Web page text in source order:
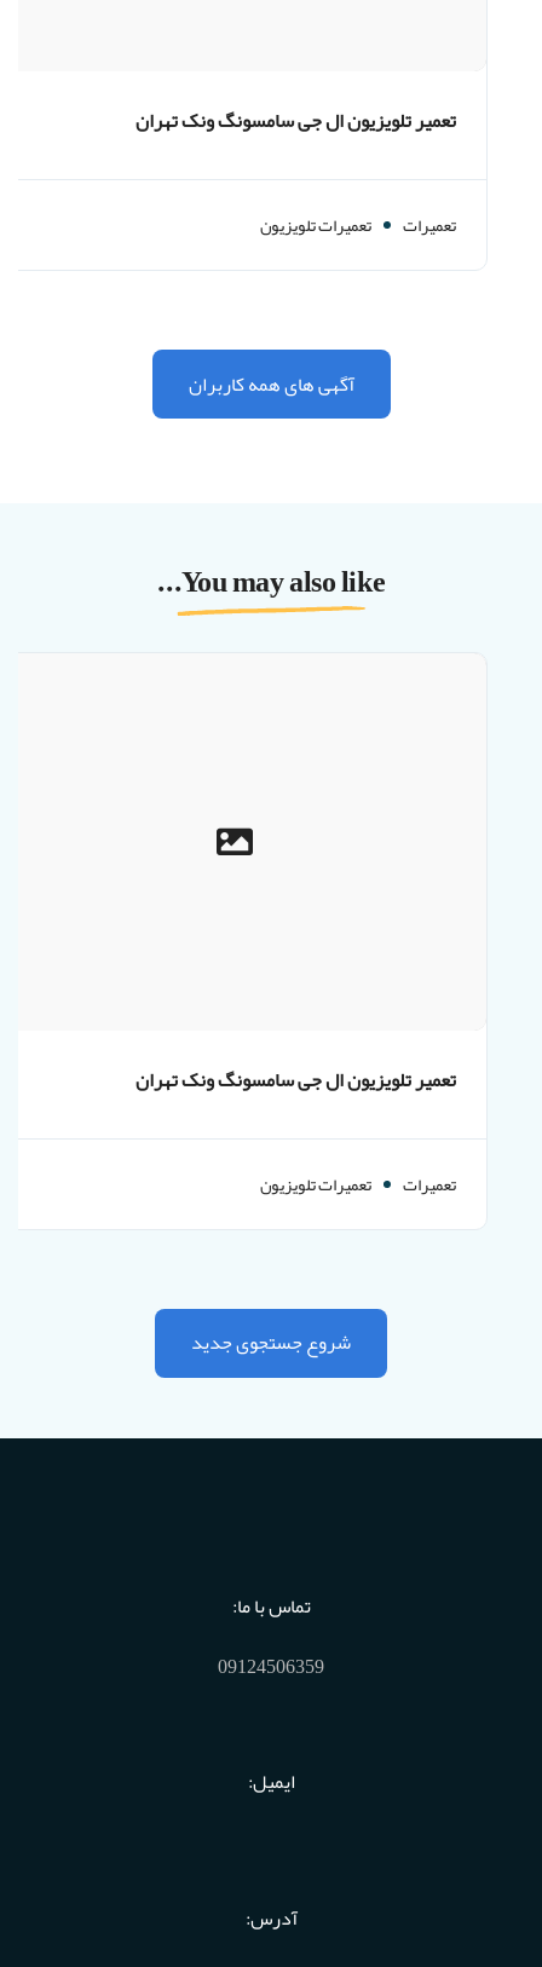
تعمیر تلویزیون ال جی سامسونگ ونک تهران
تعمیرات تعمیرات تلویزیون
آگهی های همه کاربران
You may also like...
تعمیر تلویزیون ال جی سامسونگ ونک تهران
تعمیرات تعمیرات تلویزیون
شروع جستجوی جدید
تماس با ما:
09124506359
ایمیل:
آدرس: